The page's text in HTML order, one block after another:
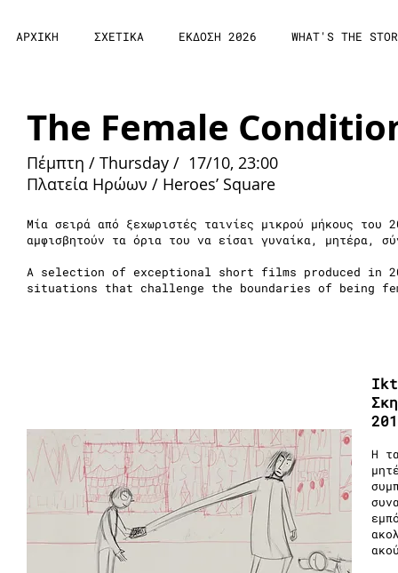
ΑΡΧΙΚΗ ΣΧΕΤΙΚΑ ΕΚΔΟΣΗ 2026 WHAT'S THE
The Female
Πέμπτη / Thursday / 17/10, 23:00
Πλατεία Ηρώων / Heroes’ Square
Μία σειρά από ξεχωριστές ταινίες μικρού μήκους του
αμφισβητούν τα όρια του να είσαι γυναίκα, μητέρα,
A selection of exceptional short films produced in
situations that challenge the boundaries of being
Η